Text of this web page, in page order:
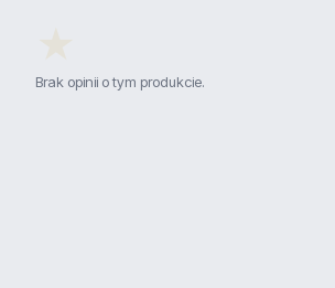
Brak opinii o tym produkcie.